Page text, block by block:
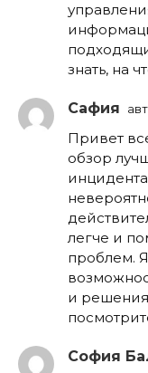
знать, на
Сафия
Привет
обзор
легче и
проблем.
и решения
София